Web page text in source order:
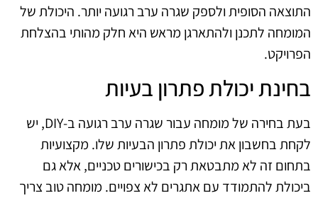
התוצאה הסופית ולספק שגרה ערב רגועה יותר. היכולת של
המומחה לתכנן ולהתארגן מראש היא חלק מהותי בהצלחת
הפרויקט.
בחינת יכולת פתרון בעיות
בעת בחירה של מומחה עבור שגרה ערב רגועה ב-DIY, יש
לקחת בחשבון את יכולת פתרון הבעיות שלו. מקצועיות
בתחום זה לא מתבטאת רק בכישורים טכניים, אלא גם
ביכולת להתמודד עם אתגרים לא צפויים. מומחה טוב צריך